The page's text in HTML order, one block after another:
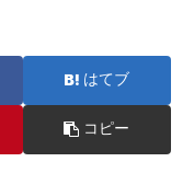
はてブ
コピー